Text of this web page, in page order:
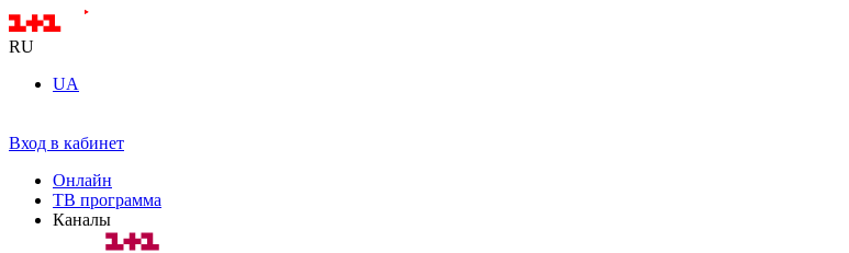
RU
UA
Вход в кабинет
Онлайн
ТВ программа
Каналы